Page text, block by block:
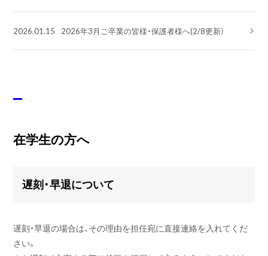
2026.01.15 2026年3月ご卒業の皆様・保護者様へ(2/8更新）
在学生の方へ
遅刻・早退について
遅刻・早退の場合は、その理由を担任宛に直接連絡を入れてくだ
さい。